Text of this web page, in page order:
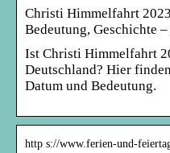
Christi Himmelfahrt
Bedeutung, Geschichte
Ist Christi Himmelfahrt
Deutschland? Hier
Datum und Bedeutung.
http s://www.ferien-und-